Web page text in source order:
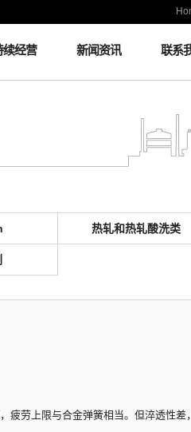
续经营 新闻资讯 联系
热轧和热轧酸洗类
疲劳上限与合金弹簧相当。但淬透性